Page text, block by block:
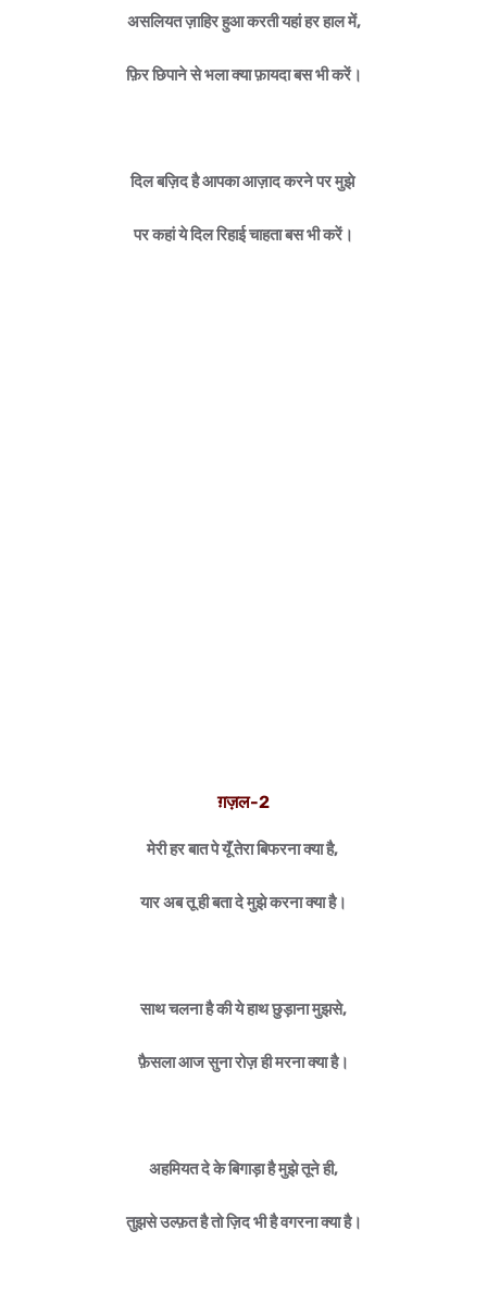
असलियत ज़ाहिर हुआ करती यहां हर हाल में,
फ़िर छिपाने से भला क्या फ़ायदा बस भी करें।
दिल बज़िद है आपका आज़ाद करने पर मुझे
पर कहां ये दिल रिहाई चाहता बस भी करें।
ग़ज़ल-2
मेरी हर बात पे यूॅं तेरा बिफरना क्या है,
यार अब तू ही बता दे मुझे करना क्या है।
साथ चलना है की ये हाथ छुड़ाना मुझसे,
फ़ैसला आज सुना रोज़ ही मरना क्या है।
अहमियत दे के बिगाड़ा है मुझे तूने ही,
तुझसे उल्फ़त है तो ज़िद भी है वगरना क्या है।